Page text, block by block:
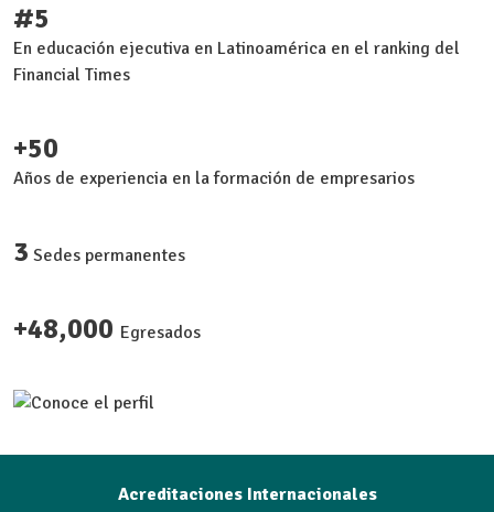
#5
En educación ejecutiva en Latinoamérica en el ranking del
Financial Times
+50
Años de experiencia en la formación de empresarios
3 Sedes permanentes
+48,000 Egresados
Acreditaciones Internacionales